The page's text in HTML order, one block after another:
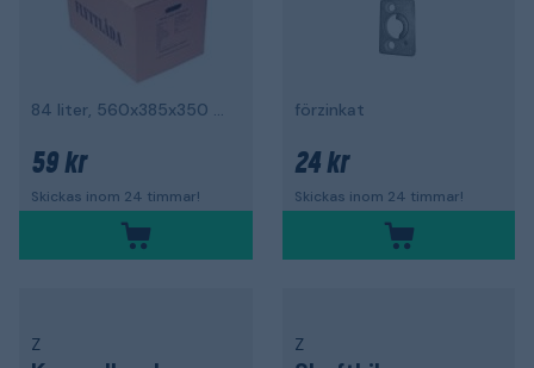
84 liter, 560x385x350 mm
59 kr
Skickas inom 24 timmar!
förzinkat
24 kr
Skickas inom 24 timmar!
Z Z